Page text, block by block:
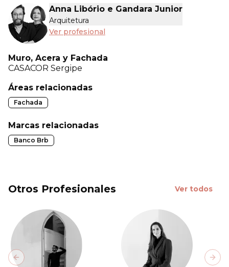
Anna Libório e Gandara Junior
Arquitetura
Ver profesional
Muro, Acera y Fachada
CASACOR Sergipe
Áreas relacionadas
Fachada
Marcas relacionadas
Banco Brb
Otros Profesionales Ver todos
Previous slide